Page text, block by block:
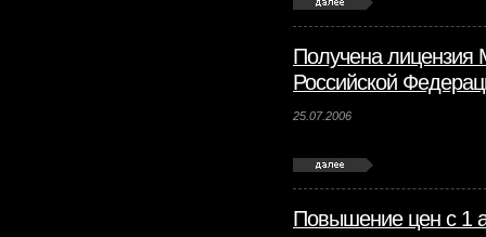
Получена лицензия
Российской
25.07.2006
Повышение цен с 1